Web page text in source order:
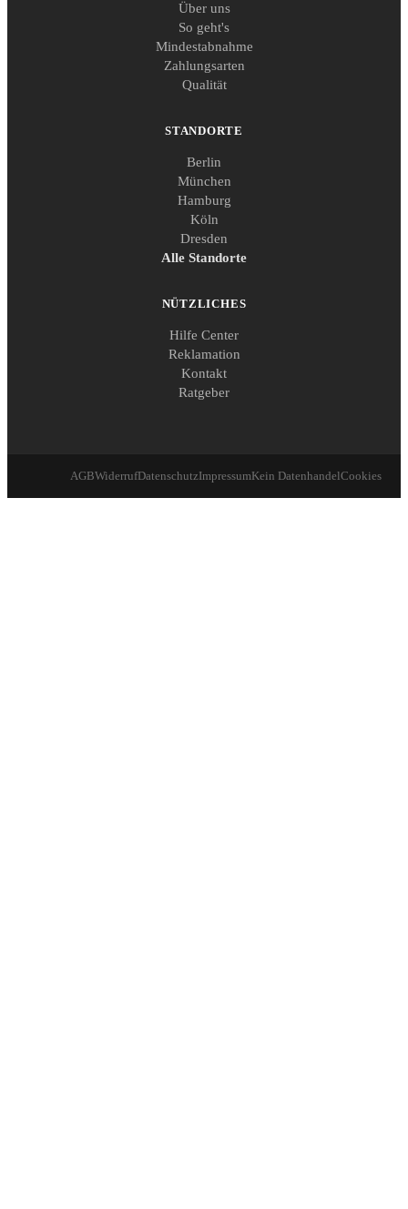
Über uns
So geht's
Mindestabnahme
Zahlungsarten
Qualität
STANDORTE
Berlin
München
Hamburg
Köln
Dresden
Alle Standorte
NÜTZLICHES
Hilfe Center
Reklamation
Kontakt
Ratgeber
AGBWiderrufDatenschutzImpressumKein DatenhandelCookies